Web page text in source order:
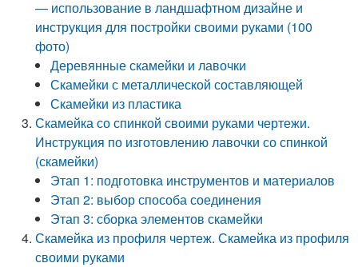
— использование в ландшафтном дизайне и
инструкция для постройки своими руками (100
фото)
Деревянные скамейки и лавочки
Скамейки с металлической составляющей
Скамейки из пластика
Скамейка со спинкой своими руками чертежи.
Инструкция по изготовлению лавочки со спинкой
(скамейки)
Этап 1: подготовка инструментов и материалов
Этап 2: выбор способа соединения
Этап 3: сборка элементов скамейки
Скамейка из профиля чертеж. Скамейка из профиля
своими руками